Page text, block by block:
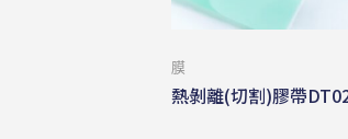
膜
熱剝離(切割)膠帶